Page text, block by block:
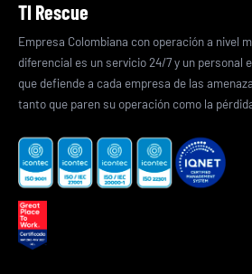
TI Rescue
Empresa Colombiana con operación a nivel
diferencial es un servicio 24/7 y un personal
que defiende a cada empresa de las
tanto que paren su operación como la